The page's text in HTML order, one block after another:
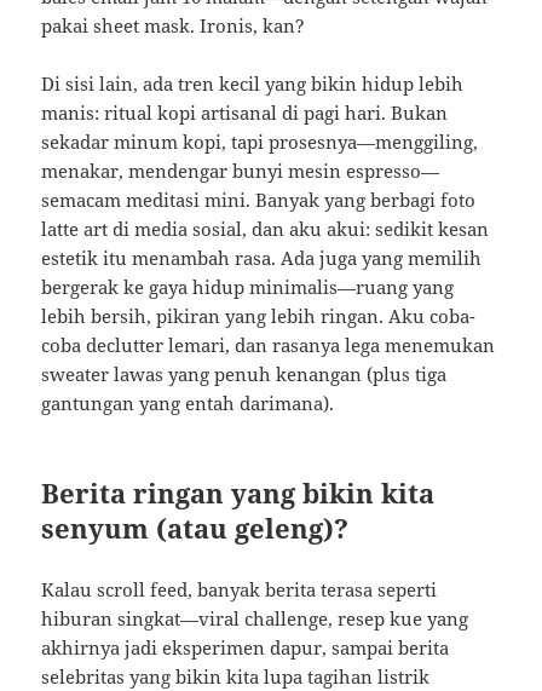
pakai sheet mask. Ironis, kan?
Di sisi lain, ada tren kecil yang bikin hidup lebih
manis: ritual kopi artisanal di pagi hari. Bukan
sekadar minum kopi, tapi prosesnya—menggiling,
menakar, mendengar bunyi mesin espresso—
semacam meditasi mini. Banyak yang berbagi foto
latte art di media sosial, dan aku akui: sedikit kesan
estetik itu menambah rasa. Ada juga yang memilih
bergerak ke gaya hidup minimalis—ruang yang
lebih bersih, pikiran yang lebih ringan. Aku coba-
coba declutter lemari, dan rasanya lega menemukan
sweater lawas yang penuh kenangan (plus tiga
gantungan yang entah darimana).
Berita ringan yang bikin kita
senyum (atau geleng)?
Kalau scroll feed, banyak berita terasa seperti
hiburan singkat—viral challenge, resep kue yang
akhirnya jadi eksperimen dapur, sampai berita
selebritas yang bikin kita lupa tagihan listrik